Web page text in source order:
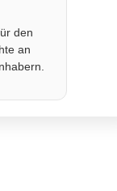
den
an